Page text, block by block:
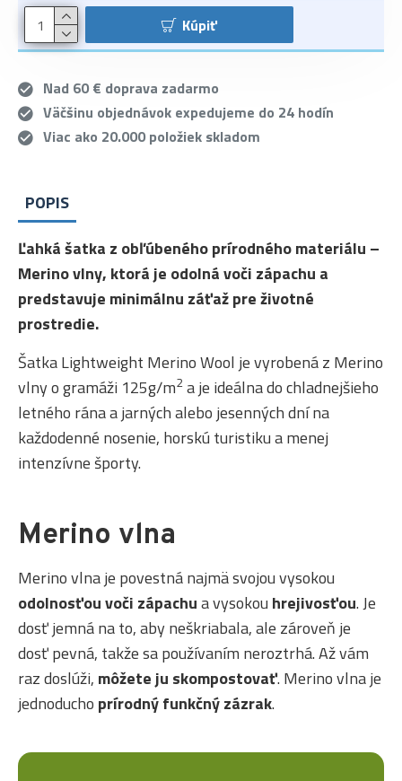
Kúpiť
Nad 60 € doprava zadarmo
Väčšinu objednávok expedujeme do 24 hodín
Viac ako 20.000 položiek skladom
POPIS
Ľahká šatka z obľúbeného prírodného materiálu –
Merino vlny, ktorá je odolná voči zápachu a
predstavuje minimálnu záťaž pre životné
prostredie.
Šatka Lightweight Merino Wool je vyrobená z Merino
vlny o gramáži 125g/m2 a je ideálna do chladnejšieho
letného rána a jarných alebo jesenných dní na
každodenné nosenie, horskú turistiku a menej
intenzívne športy.
Merino vlna
Merino vlna je povestná najmä svojou vysokou
odolnosťou voči zápachua vysokou hrejivosťou. Je
dosť jemná na to, aby neškriabala, ale zároveň je
dosť pevná, takže sa používaním neroztrhá. Až vám
raz doslúži, môžete ju skompostovať. Merino vlna je
jednoducho prírodný funkčný zázrak.